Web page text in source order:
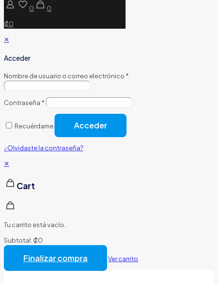
0
0
₡0
✕
Acceder
Nombre de usuario o correo electrónico *
Contraseña *
Recuérdame Acceder
¿Olvidaste la contraseña?
✕
Cart
Tu carrito está vacío.
Subtotal: ₡0
Total:
Finalizar compra Ver carrito